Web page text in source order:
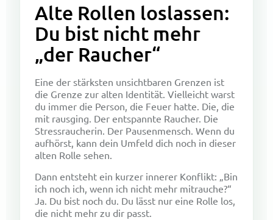
Alte Rollen loslassen:
Du bist nicht mehr
„der Raucher“
Eine der stärksten unsichtbaren Grenzen ist
die Grenze zur alten Identität. Vielleicht warst
du immer die Person, die Feuer hatte. Die, die
mit rausging. Der entspannte Raucher. Die
Stressraucherin. Der Pausenmensch. Wenn du
aufhörst, kann dein Umfeld dich noch in dieser
alten Rolle sehen.
Dann entsteht ein kurzer innerer Konflikt: „Bin
ich noch ich, wenn ich nicht mehr mitrauche?“
Ja. Du bist noch du. Du lässt nur eine Rolle los,
die nicht mehr zu dir passt.